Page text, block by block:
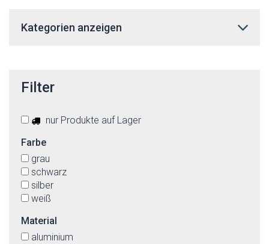
Kategorien anzeigen
Filter
nur Produkte auf Lager
Farbe
grau
schwarz
silber
weiß
Material
aluminium